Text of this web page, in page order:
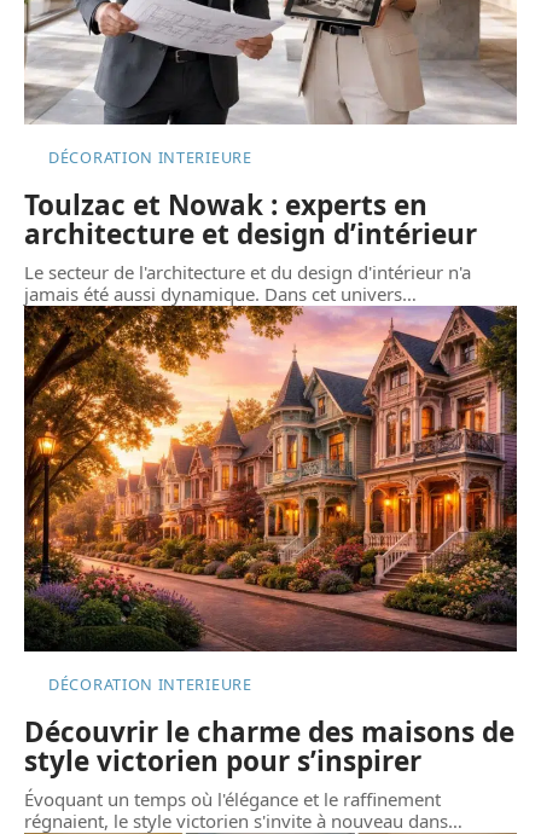
DÉCORATION INTERIEURE
Toulzac et Nowak : experts en
architecture et design d’intérieur
Le secteur de l'architecture et du design d'intérieur n'a
jamais été aussi dynamique. Dans cet univers…
DÉCORATION INTERIEURE
Découvrir le charme des maisons de
style victorien pour s’inspirer
Évoquant un temps où l'élégance et le raffinement
régnaient, le style victorien s'invite à nouveau dans…